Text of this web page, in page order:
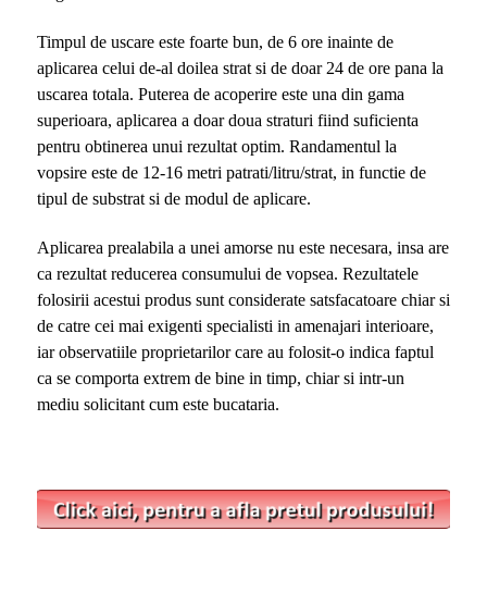
Timpul de uscare este foarte bun, de 6 ore inainte de
aplicarea celui de-al doilea strat si de doar 24 de ore pana la
uscarea totala. Puterea de acoperire este una din gama
superioara, aplicarea a doar doua straturi fiind suficienta
pentru obtinerea unui rezultat optim. Randamentul la
vopsire este de 12-16 metri patrati/litru/strat, in functie de
tipul de substrat si de modul de aplicare.
Aplicarea prealabila a unei amorse nu este necesara, insa are
ca rezultat reducerea consumului de vopsea. Rezultatele
folosirii acestui produs sunt considerate satsfacatoare chiar si
de catre cei mai exigenti specialisti in amenajari interioare,
iar observatiile proprietarilor care au folosit-o indica faptul
ca se comporta extrem de bine in timp, chiar si intr-un
mediu solicitant cum este bucataria.